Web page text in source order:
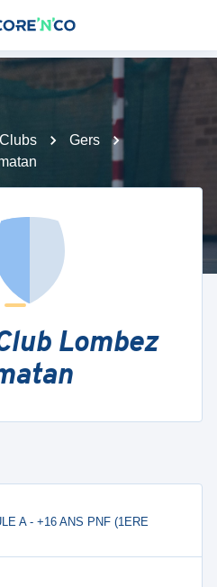
Clubs
Gers
Lombez
A - +16 ANS PNF (1ERE